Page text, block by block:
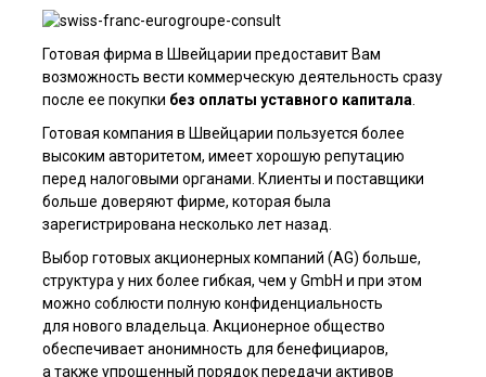
Готовая фирма в Швейцарии предоставит Вам
возможность вести коммерческую деятельность сразу
после ее покупки без оплаты уставного капитала
Готовая компания в Швейцарии пользуется более
высоким авторитетом, имеет хорошую репутацию
перед налоговыми органами. Клиенты и поставщики
больше доверяют фирме, которая была
зарегистрирована несколько лет назад.
Выбор готовых акционерных компаний (АG) больше,
структура у них более гибкая, чем у GmbH и при этом
можно соблюсти полную конфиденциальность
для нового владельца. Акционерное общество
обеспечивает анонимность для бенефициаров,
а также упрощенный порядок передачи активов